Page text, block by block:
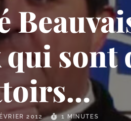
sont
2012 1 MINUTES